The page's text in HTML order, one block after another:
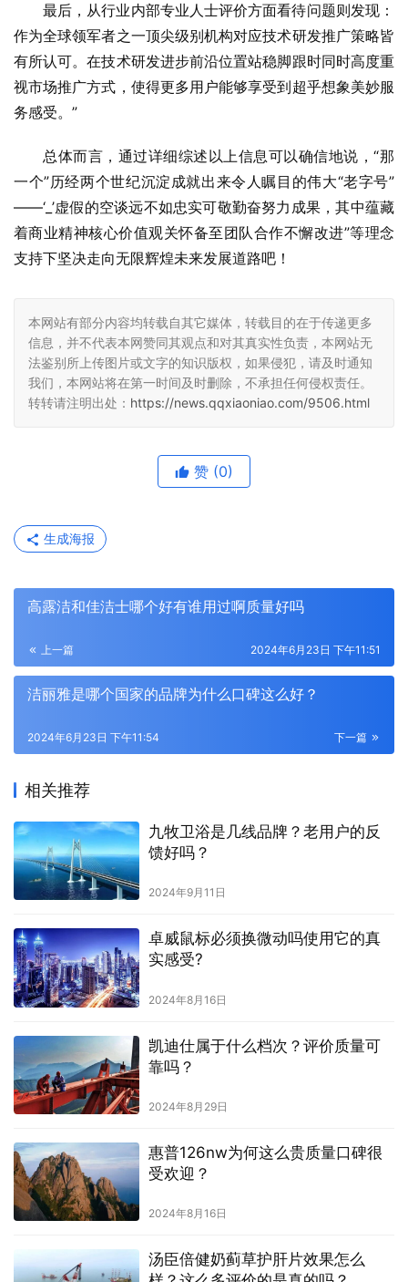
最后，从行业内部专业人士评价方面看待问题则发现：
作为全球领军者之一顶尖级别机构对应技术研发推广策略皆
有所认可。在技术研发进步前沿位置站稳脚跟时同时高度重
视市场推广方式，使得更多用户能够享受到超乎想象美妙服
务感受。”
总体而言，通过详细综述以上信息可以确信地说，“那
一个”历经两个世纪沉淀成就出来令人瞩目的伟大“老字号”
——‘_’虚假的空谈远不如忠实可敬勤奋努力成果，其中蕴藏
着商业精神核心价值观关怀备至团队合作不懈改进”等理念
支持下坚决走向无限辉煌未来发展道路吧！
本网站有部分内容均转载自其它媒体，转载目的在于传递更多
信息，并不代表本网赞同其观点和对其真实性负责，本网站无
法鉴别所上传图片或文字的知识版权，如果侵犯，请及时通知
我们，本网站将在第一时间及时删除，不承担任何侵权责任。
转转请注明出处： https://news.qqxiaoniao.com/9506.html
赞 (0)
生成海报
高露洁和佳洁士哪个好有谁用过啊质量好吗
上一篇 2024年6月23日 下午11:51
洁丽雅是哪个国家的品牌为什么口碑这么好？
下一篇
2024年6月23日 下午11:54
相关推荐
九牧卫浴是几线品牌？老用户的反
馈好吗？
2024年9月11日
卓威鼠标必须换微动吗使用它的真
实感受?
2024年8月16日
凯迪仕属于什么档次？评价质量可
靠吗？
2024年8月29日
惠普126nw为何这么贵质量口碑很
受欢迎？
2024年8月16日
汤臣倍健奶蓟草护肝片效果怎么